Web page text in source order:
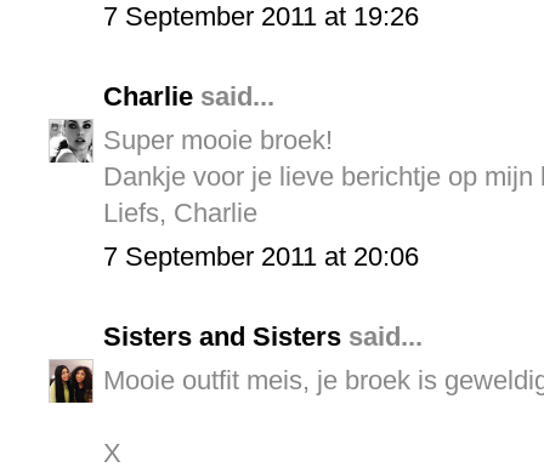
7 September 2011 at 19:26
Charlie said...
Super mooie broek!
Dankje voor je lieve berichtje op mijn
Liefs, Charlie
7 September 2011 at 20:06
Sisters and Sisters said...
Mooie outfit meis, je broek is
X